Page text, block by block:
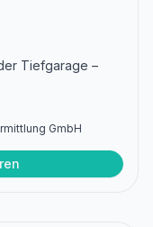
Tiefgarage –
GmbH